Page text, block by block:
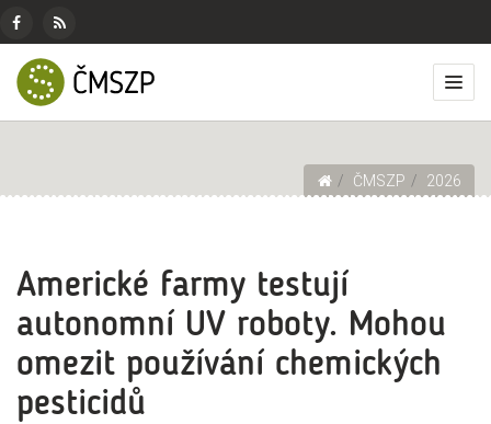
ČMSZP
Českomoravský
svaz
zemědělských
Menu
pro
sociální
sítě
Facebook
RSS
zdroj
Základní
menu
ČMSZP 2026
Americké farmy testují
autonomní UV roboty. Mohou
omezit používání chemických
pesticidů